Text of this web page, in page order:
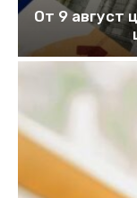
От 9 август